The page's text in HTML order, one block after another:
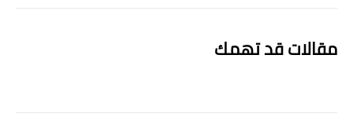
مقالات قد تهمك